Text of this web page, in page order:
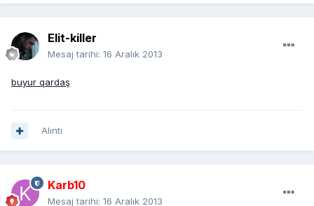
Elit-killer
Mesaj tarihi: 16 Aralık 2013
buyur qardaş
Alıntı
Karb10
Mesaj tarihi: 16 Aralık 2013